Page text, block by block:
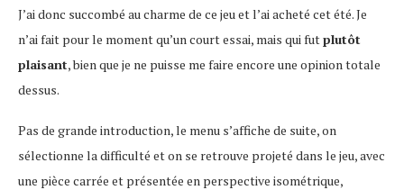
J’ai donc succombé au charme de ce jeu et l’ai acheté cet été. Je
n’ai fait pour le moment qu’un court essai, mais qui futplutôt
plaisant, bien que je ne puisse me faire encore une opinion totale
dessus.
Pas de grande introduction, le menu s’affiche de suite, on
sélectionne la difficulté et on se retrouve projeté dans le jeu, avec
une pièce carrée et présentée en perspective isométrique,